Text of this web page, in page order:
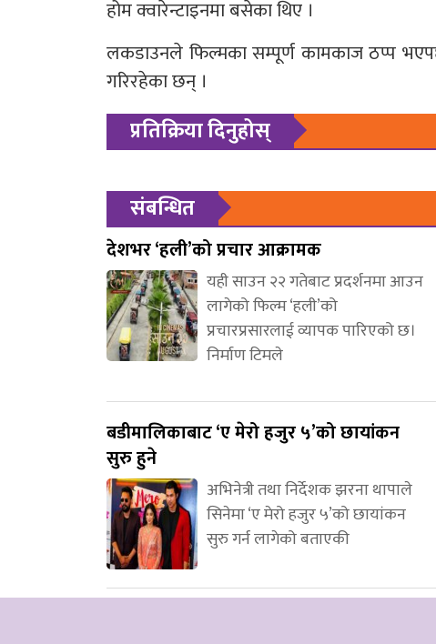
होम क्वारेन्टाइनमा बसेका थिए ।
लकडाउनले फिल्मका सम्पूर्ण कामकाज ठप्प
गरिरहेका छन् ।
प्रतिक्रिया दिनुहोस्
संबन्धित
देशभर ‘हली’को प्रचार आक्रामक
यही साउन २२ गतेबाट प्रदर्शनमा आउन
लागेको फिल्म ‘हली’को
प्रचारप्रसारलाई व्यापक पारिएको छ।
निर्माण टिमले
बडीमालिकाबाट ‘ए मेरो हजुर ५’को छायांकन
सुरु हुने
अभिनेत्री तथा निर्देशक झरना थापाले
सिनेमा ‘ए मेरो हजुर ५’को छायांकन
सुरु गर्न लागेको बताएकी